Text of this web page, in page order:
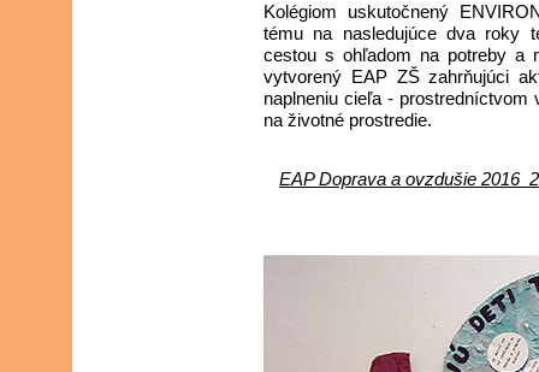
Kolégiom uskutočnený
tému na nasledujúce dva roky
cestou s ohľadom na potreby a
vytvorený EAP ZŠ zahrňujúci
naplneniu cieľa -
na životné prostredie.
EAP Doprava a ovzdušie